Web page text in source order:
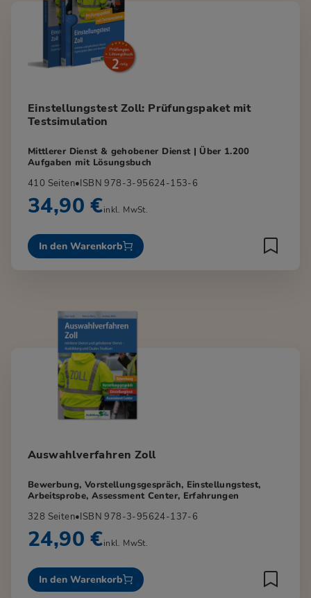
Einstellungstest Zoll: Prüfungspaket mit
Testsimulation
Mittlerer Dienst & gehobener Dienst | Über 1.200
Aufgaben mit Lösungsbuch
410 Seiten•ISBN 978-3-95624-153-6
34,90 €inkl. MwSt.
In den Warenkorb
Auswahlverfahren Zoll
Bewerbung, Vorstellungsgespräch, Einstellungstest,
Arbeitsprobe, Assessment Center, Erfahrungen
328 Seiten•ISBN 978-3-95624-137-6
24,90 €inkl. MwSt.
In den Warenkorb